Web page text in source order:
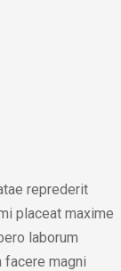
reprederit
placeat maxime
laborum
facere magni